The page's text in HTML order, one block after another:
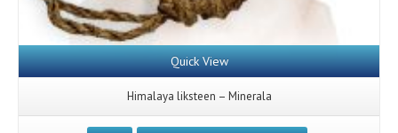
Quick View
Himalaya liksteen – Minerala